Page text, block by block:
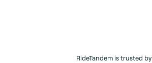
RideTandem is trusted by